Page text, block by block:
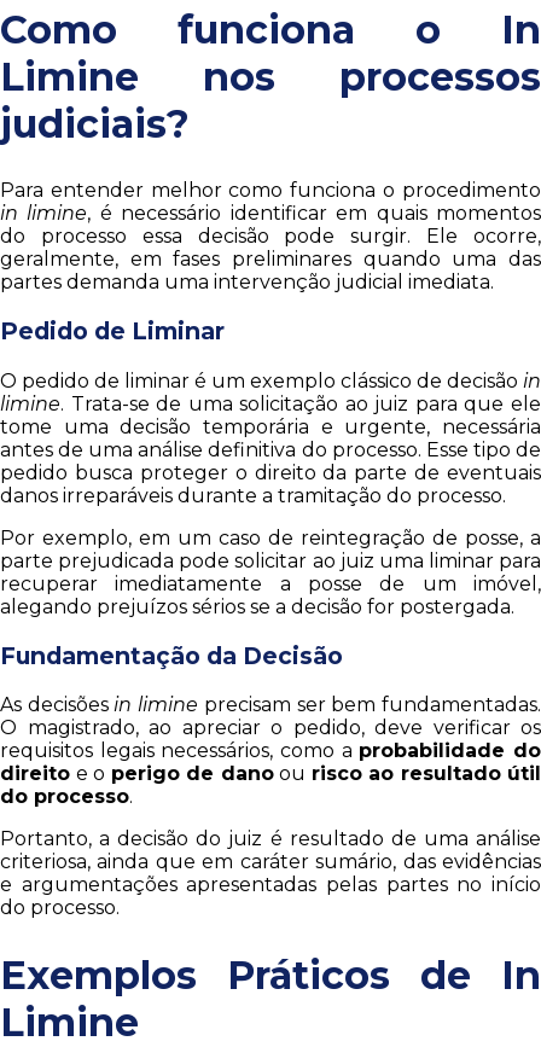
Como funciona o In
Limine nos processos
judiciais?
Para entender melhor como funciona o procedimento
in limine, é necessário identificar em quais momentos
do processo essa decisão pode surgir. Ele ocorre,
geralmente, em fases preliminares quando uma das
partes demanda uma intervenção judicial imediata.
Pedido de Liminar
O pedido de liminar é um exemplo clássico de decisão in
limine. Trata-se de uma solicitação ao juiz para que ele
tome uma decisão temporária e urgente, necessária
antes de uma análise definitiva do processo. Esse tipo de
pedido busca proteger o direito da parte de eventuais
danos irreparáveis durante a tramitação do processo.
Por exemplo, em um caso de reintegração de posse, a
parte prejudicada pode solicitar ao juiz uma liminar para
recuperar imediatamente a posse de um imóvel,
alegando prejuízos sérios se a decisão for postergada.
Fundamentação da Decisão
As decisõesin limine precisam ser bem fundamentadas.
O magistrado, ao apreciar o pedido, deve verificar os
requisitos legais necessários, como a probabilidade do
direito e o perigo de danoou risco ao resultado útil
do processo.
Portanto, a decisão do juiz é resultado de uma análise
criteriosa, ainda que em caráter sumário, das evidências
e argumentações apresentadas pelas partes no início
do processo.
Exemplos Práticos de In
Limine